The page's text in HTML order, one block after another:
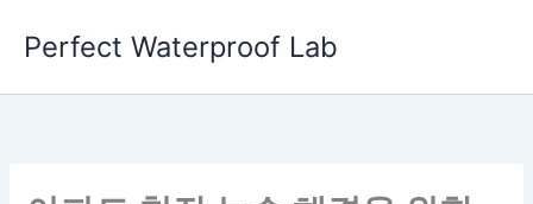
Perfect Waterproof Lab